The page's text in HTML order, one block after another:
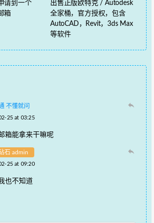
请到一个
箱
出售正版欧特克 / Autodesk
全家桶，官方授权，包含
AutoCAD，Revit，3ds Max
等软件
不懂就问
25 at 03:25
箱能拿来干嘛呢
石 admin
25 at 09:20
也不知道